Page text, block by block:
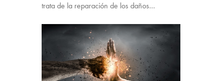
trata de la reparación de los daños…